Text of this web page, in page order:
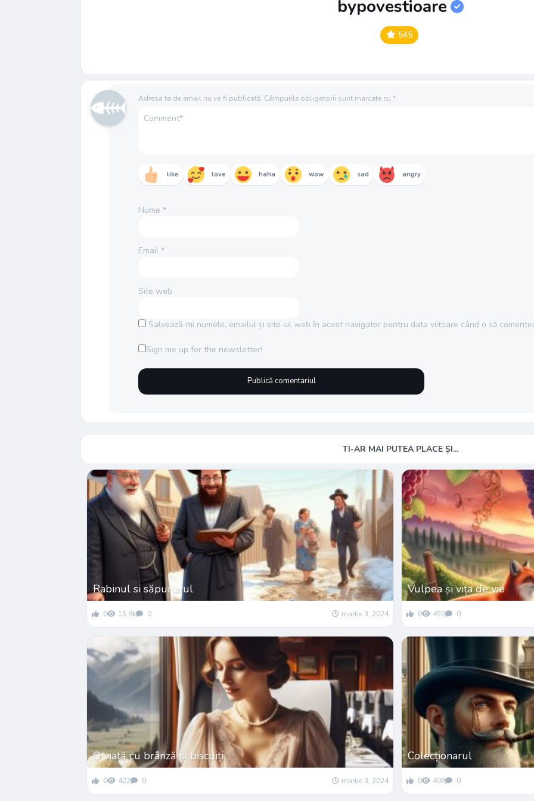
bypovestioare
545
Adresa ta de email nu va fi publicată. Câmpurile obligatorii sunt marcate cu*
like love haha wow sad angry
Nume*
Email*
Site web
Salvează-mi numele, emailul și site-ul web în acest navigator pentru data viitoare când o să
Sign me up for the newsletter!
TI-AR MAI PUTEA PLACE ȘI...
Rabinul si săpunarul
0 15.9k 0 martie 3, 2024
Vulpea și vița de vie
0 450 0
O viață cu brânză și biscuiți
0 422 0 martie 3, 2024
Colecționarul
0 408 0